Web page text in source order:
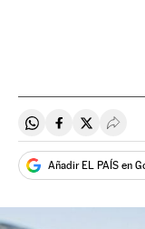
Compartir en
Compartir en
Añadir EL PAÍS en